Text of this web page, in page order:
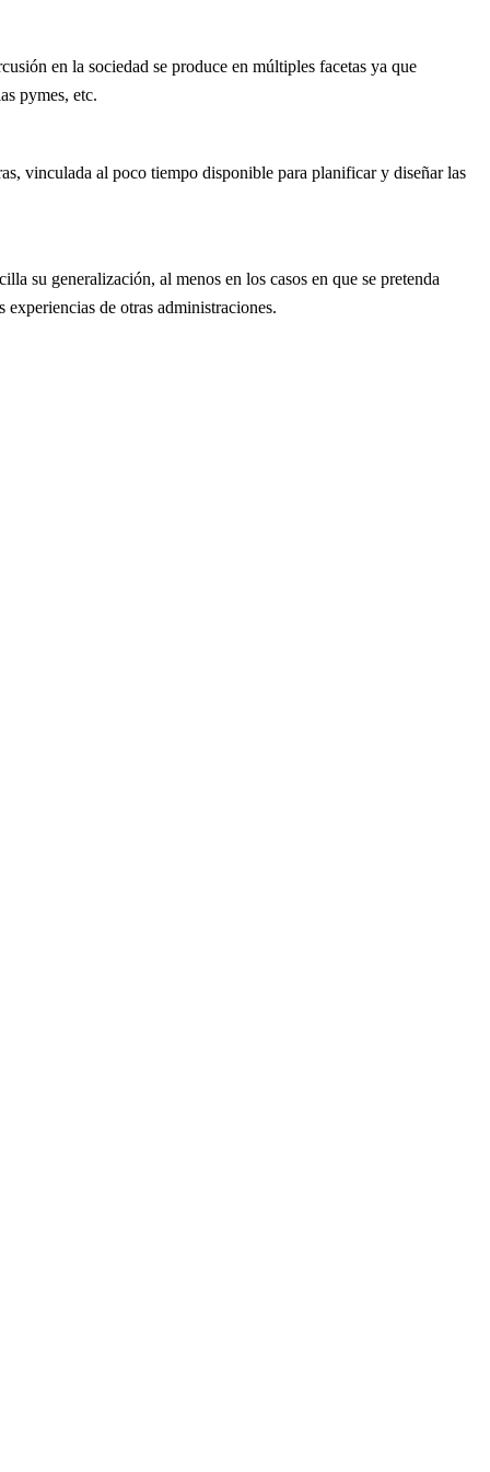
en la sociedad se produce en múltiples facetas ya que
pymes, etc.
vinculada al poco tiempo disponible para planificar y diseñar las
su generalización, al menos en los casos en que se pretenda
de otras administraciones.